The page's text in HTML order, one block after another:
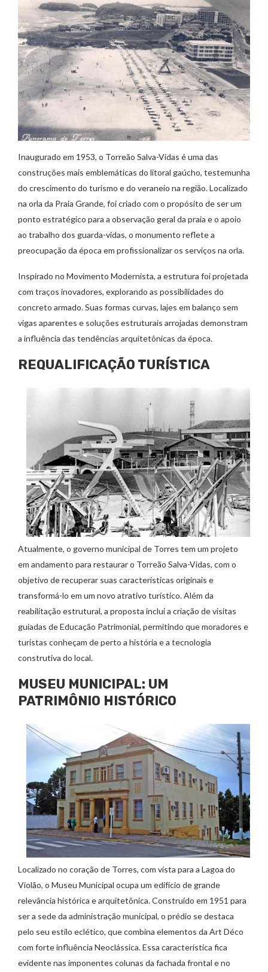
Inaugurado em 1953, o Torreão Salva-Vidas é uma das
construções mais emblemáticas do litoral gaúcho, testemunha
do crescimento do turismo e do veraneio na região. Localizado
na orla da Praia Grande, foi criado com o propósito de ser um
ponto estratégico para a observação geral da praia e o apoio
ao trabalho dos guarda-vidas, o monumento reflete a
preocupação da época em profissionalizar os serviços na orla.
Inspirado no Movimento Modernista, a estrutura foi projetada
com traços inovadores, explorando as possibilidades do
concreto armado. Suas formas curvas, lajes em balanço sem
vigas aparentes e soluções estruturais arrojadas demonstram
a influência das tendências arquitetônicas da época.
REQUALIFICAÇÃO TURÍSTICA
Atualmente, o governo municipal de Torres tem um projeto
em andamento para restaurar o Torreão Salva-Vidas, com o
objetivo de recuperar suas características originais e
transformá-lo em um novo atrativo turístico. Além da
reabilitação estrutural, a proposta inclui a criação de visitas
guiadas de Educação Patrimonial, permitindo que moradores e
turistas conheçam de perto a história e a tecnologia
construtiva do local.
MUSEU MUNICIPAL: UM
PATRIMÔNIO HISTÓRICO
Localizado no coração de Torres, com vista para a Lagoa do
Violão, o Museu Municipal ocupa um edifício de grande
relevância histórica e arquitetônica. Construído em 1951 para
ser a sede da administração municipal, o prédio se destaca
pelo seu estilo eclético, que combina elementos da Art Déco
com forte influência Neoclássica. Essa característica fica
evidente nas imponentes colunas da fachada frontal e no